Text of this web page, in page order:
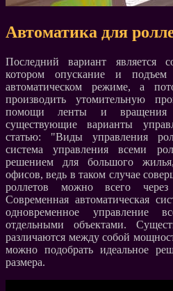
Автоматика для
Последний вариант является
котором опускание и подъем
автоматическом режиме, а
производить утомительную
помощи ленты и вращения
существующие варианты
статью: "Виды управления
система управления всеми
решением для большого
офисов, ведь в таком случае
роллетов можно всего
Современная автоматическая
одновременное управление
отдельными объектами.
различаются между собой
можно подобрать идеальное
размера.